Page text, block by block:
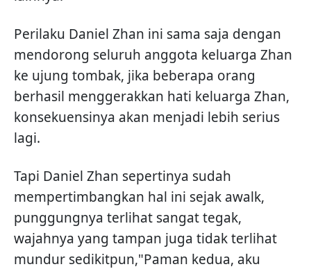
Perilaku Daniel Zhan ini sama saja dengan
mendorong seluruh anggota keluarga Zhan
ke ujung tombak, jika beberapa orang
berhasil menggerakkan hati keluarga Zhan,
konsekuensinya akan menjadi lebih serius
lagi.
Tapi Daniel Zhan sepertinya sudah
mempertimbangkan hal ini sejak awalk,
punggungnya terlihat sangat tegak,
wajahnya yang tampan juga tidak terlihat
mundur sedikitpun,"Paman kedua, aku